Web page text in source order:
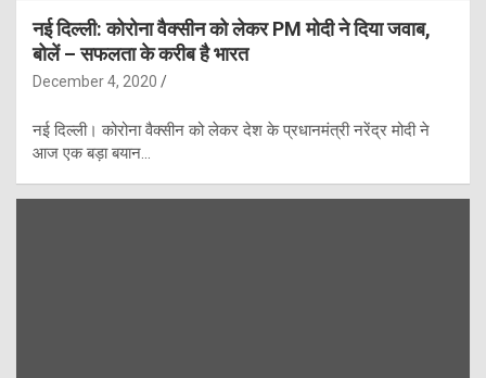
नई दिल्ली: कोरोना वैक्सीन को लेकर PM मोदी ने दिया जवाब,
बोलें – सफलता के करीब है भारत
December 4, 2020
नई दिल्ली। कोरोना वैक्सीन को लेकर देश के प्रधानमंत्री नरेंद्र मोदी ने
आज एक बड़ा बयान…